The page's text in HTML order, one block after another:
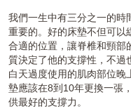
我們一生中有三分之一的時
重要的。好的床墊不但可以
合適的位置，讓脊椎和頸部
質決定了他的支撐性，不過
白天過度使用的肌肉部位晚
墊應該在8到10年更換一張
供最好的支撐力。